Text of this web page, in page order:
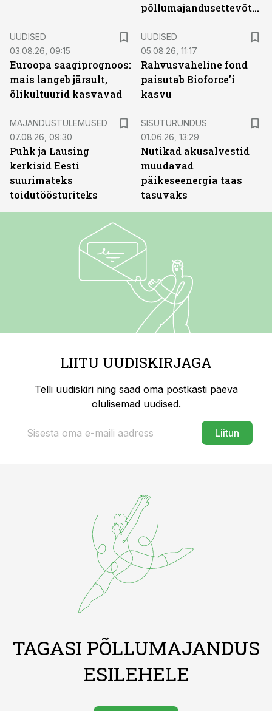
põllumajandusettevõtted
UUDISED
03.08.26, 09:15
Euroopa saagiprognoos:
mais langeb järsult,
õlikultuurid kasvavad
UUDISED
05.08.26, 11:17
Rahvusvaheline fond
paisutab Bioforce’i
kasvu
MAJANDUSTULEMUSED
07.08.26, 09:30
Puhk ja Lausing
kerkisid Eesti
suurimateks
toidutöösturiteks
SISUTURUNDUS
01.06.26, 13:29
Nutikad akusalvestid
muudavad
päikeseenergia taas
tasuvaks
LIITU UUDISKIRJAGA
Telli uudiskiri ning saad oma postkasti päeva
olulisemad uudised.
Liitun
TAGASI PÕLLUMAJANDUS
ESILEHELE